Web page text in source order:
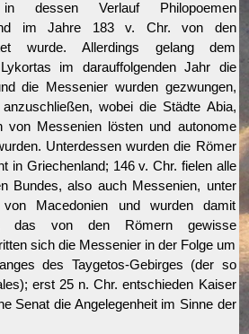
dessen Verlauf Philopoemen
im Jahre 183 v. Chr. von den
wurde. Allerdings gelang dem
im darauffolgenden Jahr die
die Messenier wurden gezwungen,
wobei die Städte Abia,
von Messenien lösten und autonome
Unterdessen wurden die Römer
in Griechenland; 146 v. Chr. fielen alle
Bundes, also auch Messenien, unter
von Macedonien und wurden damit
das von den Römern gewisse
sich die Messenier in der Folge um
des Taygetos-Gebirges (der so
erst 25 n. Chr. entschieden Kaiser
Senat die Angelegenheit im Sinne der